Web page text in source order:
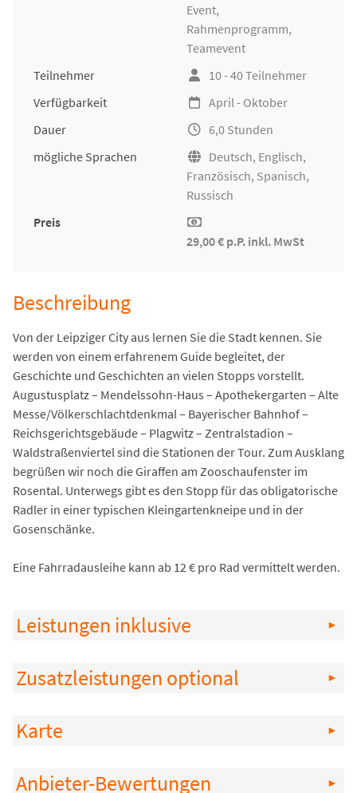
Event,
Rahmenprogramm,
Teamevent
Teilnehmer
10 - 40 Teilnehmer
Verfügbarkeit
April - Oktober
Dauer
6,0 Stunden
mögliche Sprachen
Deutsch, Englisch,
Französisch, Spanisch,
Russisch
Preis
29,00 € p.P. inkl. MwSt
Beschreibung
Von der Leipziger City aus lernen Sie die Stadt kennen. Sie
werden von einem erfahrenem Guide begleitet, der
Geschichte und Geschichten an vielen Stopps vorstellt.
Augustusplatz – Mendelssohn-Haus – Apothekergarten – Alte
Messe/Völkerschlachtdenkmal – Bayerischer Bahnhof –
Reichsgerichtsgebäude – Plagwitz – Zentralstadion –
Waldstraßenviertel sind die Stationen der Tour. Zum Ausklang
begrüßen wir noch die Giraffen am Zooschaufenster im
Rosental. Unterwegs gibt es den Stopp für das obligatorische
Radler in einer typischen Kleingartenkneipe und in der
Gosenschänke.
Eine Fahrradausleihe kann ab 12 € pro Rad vermittelt werden.
Leistungen inklusive
Zusatzleistungen optional
Karte
Anbieter-Bewertungen